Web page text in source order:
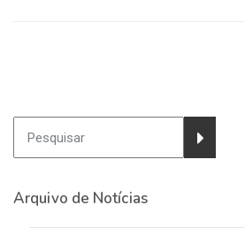
Arquivo de Notícias